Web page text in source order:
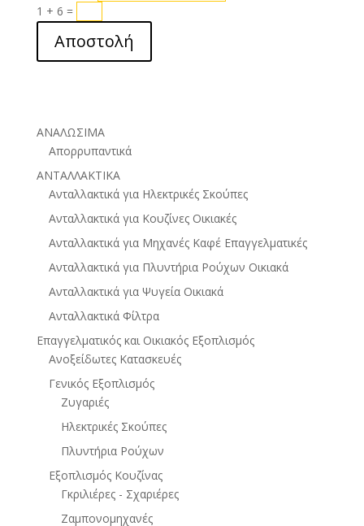
1 + 6 =
Αποστολή
ΑΝΑΛΩΣΙΜΑ
Απορρυπαντικά
ΑΝΤΑΛΛΑΚΤΙΚΑ
Ανταλλακτικά για Ηλεκτρικές Σκούπες
Ανταλλακτικά για Κουζίνες Οικιακές
Ανταλλακτικά για Μηχανές Καφέ Επαγγελματικές
Ανταλλακτικά για Πλυντήρια Ρούχων Οικιακά
Ανταλλακτικά για Ψυγεία Οικιακά
Ανταλλακτικά Φίλτρα
Επαγγελματικός και Οικιακός Εξοπλισμός
Ανοξείδωτες Κατασκευές
Γενικός Εξοπλισμός
Ζυγαριές
Ηλεκτρικές Σκούπες
Πλυντήρια Ρούχων
Εξοπλισμός Κουζίνας
Γκριλιέρες - Σχαριέρες
Ζαμπονομηχανές